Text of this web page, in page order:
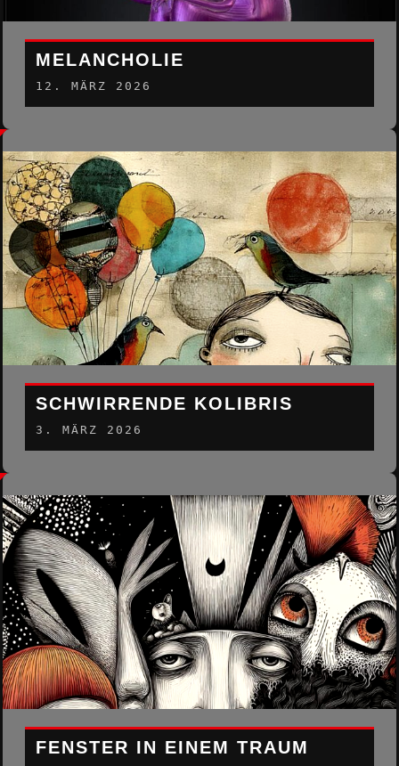
MELANCHOLIE
12. MÄRZ 2026
SCHWIRRENDE KOLIBRIS
3. MÄRZ 2026
FENSTER IN EINEM TRAUM